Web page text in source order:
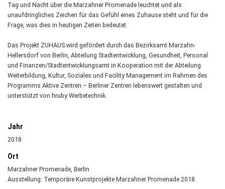
Tag und Nacht über die Marzahner Promenade leuchtet und als
unaufdringliches Zeichen für das Gefühl eines Zuhause steht und für die
Frage, was dies in heutigen Zeiten bedeutet.
Das Projekt ZUHAUS wird gefördert durch das Bezirksamt Marzahn-
Hellersdorf von Berlin, Abteilung Stadtentwicklung, Gesundheit, Personal
und Finanzen/Stadtentwicklungsamt in Kooperation mit der Abteilung
Weiterbildung, Kultur, Soziales und Facility Management im Rahmen des
Programms Aktive Zentren – Berliner Zentren lebenswert gestalten und
unterstützt von hruby Werbetechnik.
Jahr
2018
Ort
Marzahner Promenade, Berlin
Ausstellung: Temporäre Kunstprojekte Marzahner Promenade 2018